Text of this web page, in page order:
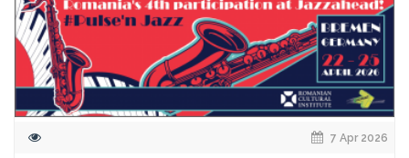
7 Apr 2026